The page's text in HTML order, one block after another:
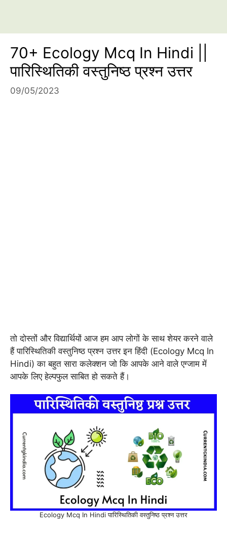
70+ Ecology Mcq In Hindi ||
पारिस्थितिकी वस्तुनिष्ठ प्रश्न उत्तर
09/05/2023
तो दोस्तों और विद्यार्थियों आज हम आप लोगों के साथ शेयर करने वाले
हैं पारिस्थितिकी वस्तुनिष्ठ प्रश्न उत्तर इन हिंदी (Ecology Mcq In
Hindi) का बहुत सारा कलेक्शन जो कि आपके आने वाले एग्जाम में
आपके लिए हेल्पफुल साबित हो सकते हैं।
Ecology Mcq In Hindi पारिस्थितिकी वस्तुनिष्ठ प्रश्न उत्तर